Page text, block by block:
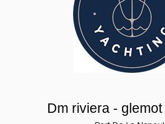
Dm riviera -